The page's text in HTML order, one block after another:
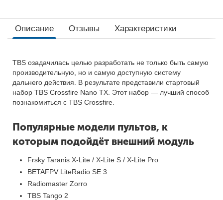
Описание Отзывы Характеристики
TBS озадачилась целью разработать не только быть самую
производительную, но и самую доступную систему
дальнего действия. В результате представили стартовый
набор TBS Crossfire Nano TX. Этот набор — лучший способ
познакомиться с TBS Crossfire.
Популярные модели пультов, к
которым подойдёт внешний модуль
Frsky Taranis X-Lite / X-Lite S / X-Lite Pro
BETAFPV LiteRadio SE 3
Radiomaster Zorro
TBS Tango 2